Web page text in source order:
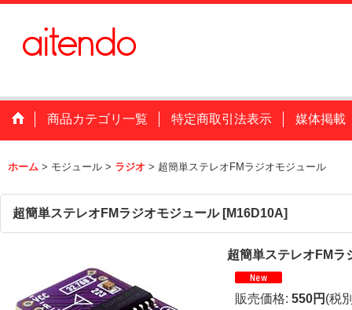
商品カテゴリ一覧 特定商取引法表示 媒体掲載
ホーム > モジュール > ラジオ > 超簡単ステレオFMラジオモジュール
超簡単ステレオFMラジオモジュール [M16D10A]
超簡単ステレオFMラ
販売価格: 550円 (税